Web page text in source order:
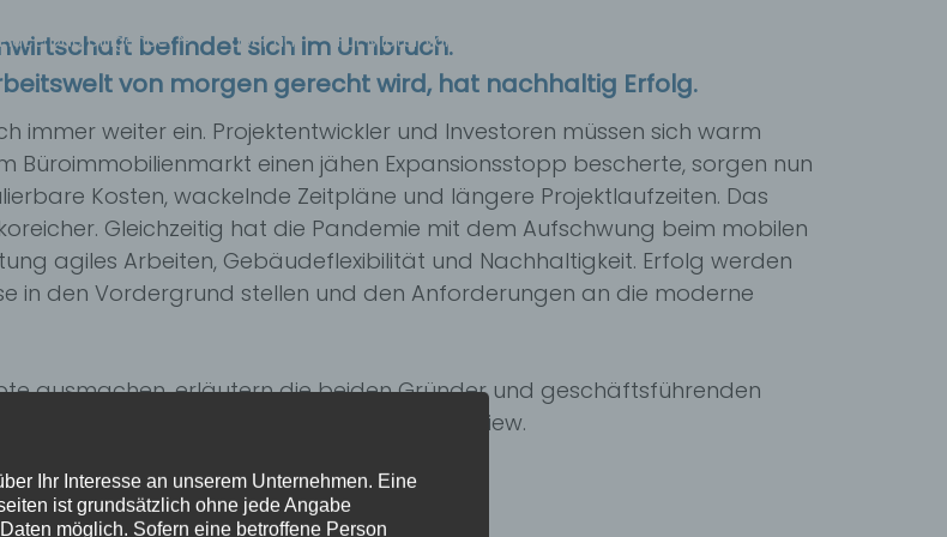
Due Dilligence Über uns Für Mieter von Büroimmobilien
befindet sich im Umbruch.
von morgen gerecht wird, hat nachhaltig Erfolg.
immer weiter ein. Projektentwickler und Investoren müssen sich warm
einen jähen Expansionsstopp bescherte, sorgen nun
Kosten, wackelnde Zeitpläne und längere Projektlaufzeiten. Das
Gleichzeitig hat die Pandemie mit dem Aufschwung beim mobilen
agiles Arbeiten, Gebäudeflexibilität und Nachhaltigkeit. Erfolg werden
in den Vordergrund stellen und den Anforderungen an die moderne
ausmachen, erläutern die beiden Gründer und geschäftsführenden
Eurocres in einem WELT/Contentway-Interview.
Ihr Interesse an unserem Unternehmen. Eine
ist grundsätzlich ohne jede Angabe
möglich. Sofern eine betroffene Person